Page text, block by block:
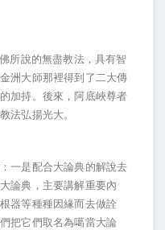
所說的無盡教法，具有智
洲大師那裡得到了二大傳
加持。後來，阿底峽尊者
法弘揚光大。
一是配合大論典的解說去
論典，主要講解重要內
器等種種因緣而去做詮
把它們取名為噶當大論